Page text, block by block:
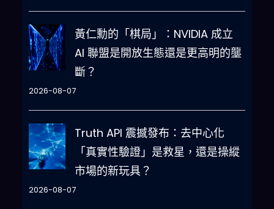
黃仁勳的「棋局」：NVIDIA 成立
AI 聯盟是開放生態還是更高明的壟
斷？
2026-08-07
Truth API 震撼發布：去中心化
「真實性驗證」是救星，還是操縱
市場的新玩具？
2026-08-07